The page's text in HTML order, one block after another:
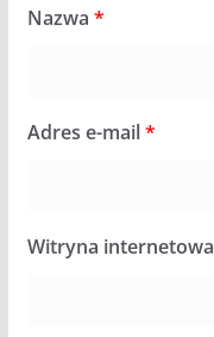
Nazwa *
Adres e-mail*
Witryna internetowa